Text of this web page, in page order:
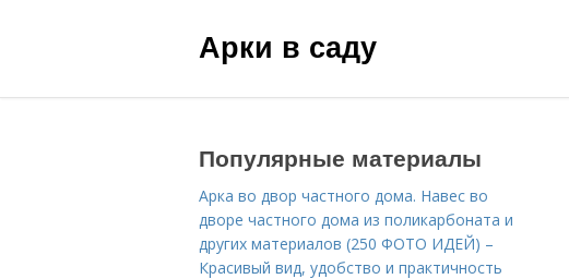
Арки в саду
Популярные материалы
Арка во двор частного дома. Навес во
дворе частного дома из поликарбоната и
других материалов (250 ФОТО ИДЕЙ) –
Красивый вид, удобство и практичность